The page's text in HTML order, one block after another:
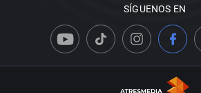
SÍGUENOS EN